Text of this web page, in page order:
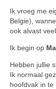
Ik vroeg me
Belgie),
ook alvast
Ik begin op
Hebben jullie
Ik normaal
hoofdvak in